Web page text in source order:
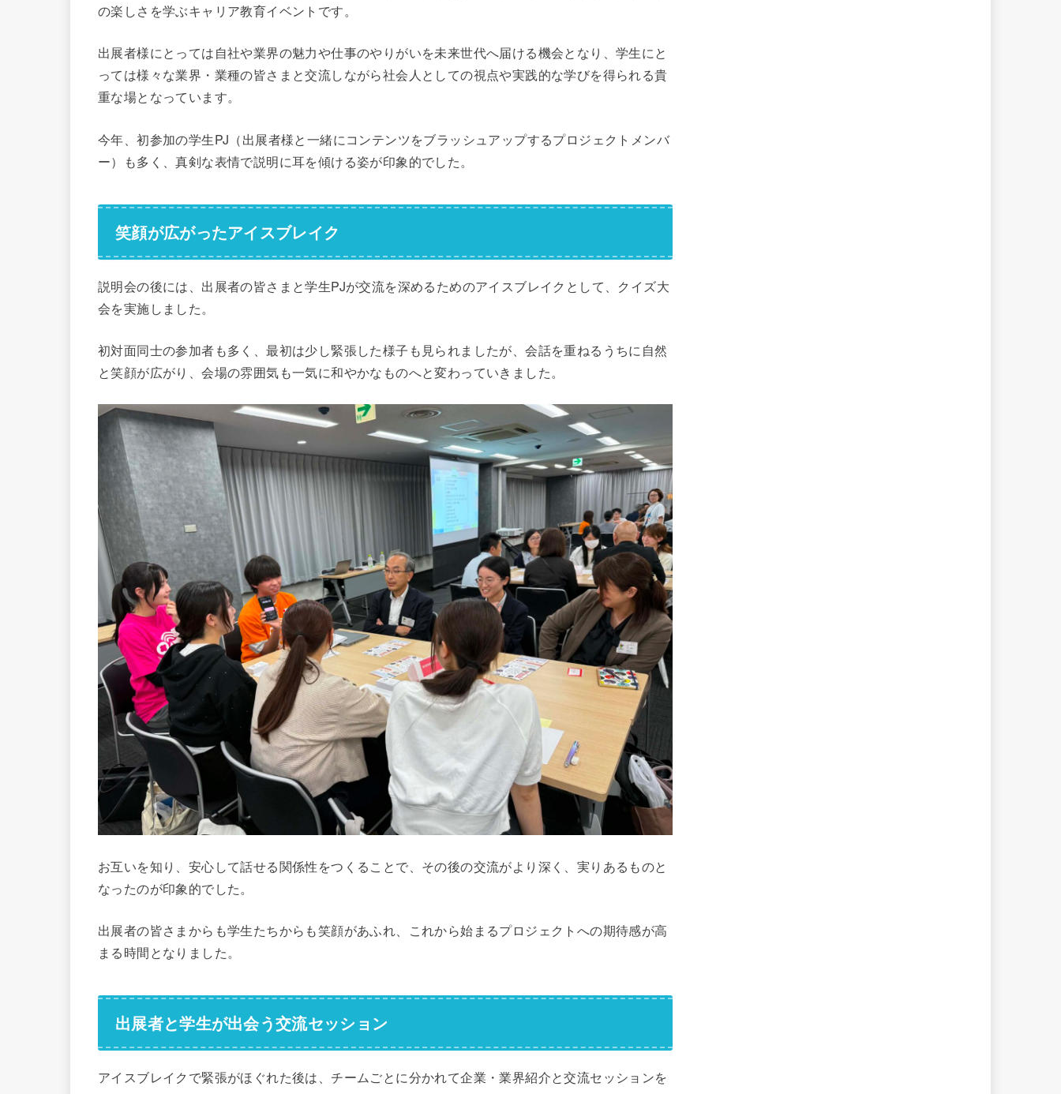
の楽しさを学ぶキャリア教育イベントです。
出展者様にとっては自社や業界の魅力や仕事のやりがいを未来世代へ届ける機会となり、学生にと
っては様々な業界・業種の皆さまと交流しながら社会人としての視点や実践的な学びを得られる貴
重な場となっています。
今年、初参加の学生PJ（出展者様と一緒にコンテンツをブラッシュアップするプロジェクトメンバ
ー）も多く、真剣な表情で説明に耳を傾ける姿が印象的でした。
笑顔が広がったアイスブレイク
説明会の後には、出展者の皆さまと学生PJが交流を深めるためのアイスブレイクとして、クイズ大
会を実施しました。
初対面同士の参加者も多く、最初は少し緊張した様子も見られましたが、会話を重ねるうちに自然
と笑顔が広がり、会場の雰囲気も一気に和やかなものへと変わっていきました。
お互いを知り、安心して話せる関係性をつくることで、その後の交流がより深く、実りあるものと
なったのが印象的でした。
出展者の皆さまからも学生たちからも笑顔があふれ、これから始まるプロジェクトへの期待感が高
まる時間となりました。
出展者と学生が出会う交流セッション
アイスブレイクで緊張がほぐれた後は、チームごとに分かれて企業・業界紹介と交流セッションを